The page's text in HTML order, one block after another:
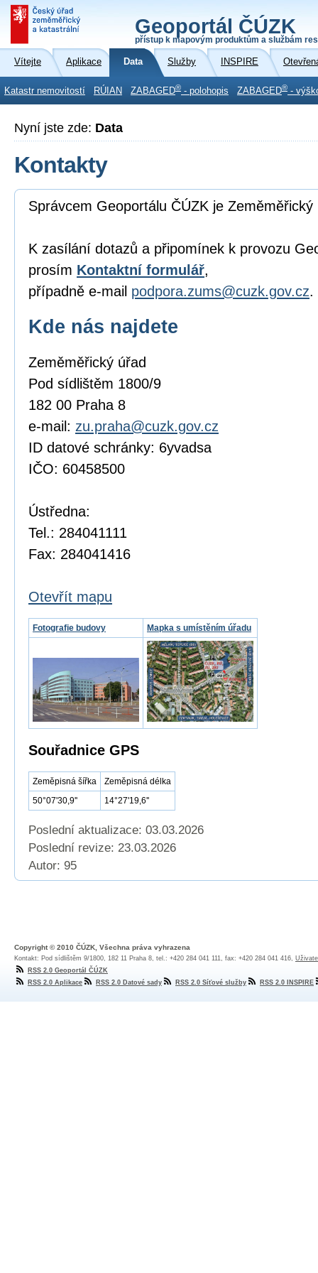
Geoportál ČÚZK
přístup k mapovým produktům a službám
Vítejte Aplikace Data Služby INSPIRE
Katastr nemovitostí RÚIAN ZABAGED® - polohopis ZABAGED® -
Nyní jste zde: Data
Kontakty
Správcem Geoportálu ČÚZK je Zeměměřický
K zasílání dotazů a připomínek k provozu
prosím Kontaktní formulář,
případně e-mail podpora.zums@cuzk.gov.cz.
Kde nás najdete
Zeměměřický úřad
Pod sídlištěm 1800/9
182 00 Praha 8
e-mail: zu.praha@cuzk.gov.cz
ID datové schránky: 6yvadsa
IČO: 60458500
Ústředna:
Tel.: 284041111
Fax: 284041416
Otevřít mapu
Fotografie budovy Mapka s umístěním úřadu
Souřadnice GPS
Zeměpisná šířka
Zeměpisná délka
50°07'30,9''
14°27'19,6''
Poslední aktualizace: 03.03.2026
Poslední revize: 23.03.2026
Autor: 95
Copyright © 2010 ČÚZK, Všechna práva vyhrazena
Kontakt: Pod sídlištěm 9/1800, 182 11 Praha 8, tel.: +420 284 041 111, fax: +420 284 041 416,
RSS 2.0 Geoportál ČÚZK
RSS 2.0 Aplikace
RSS 2.0 Datové sady RSS 2.0 Síťové služby RSS 2.0 INSPIRE